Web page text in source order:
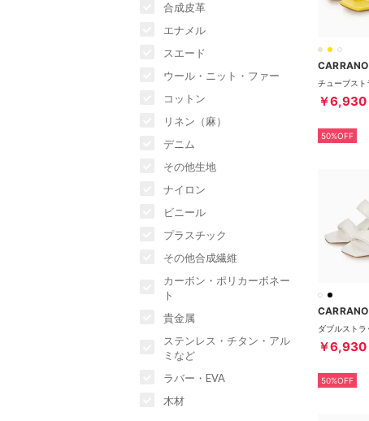
合成皮革
エナメル
スエード
ウール・ニット・ファー
コットン
リネン（麻）
デニム
その他生地
ナイロン
ビニール
プラスチック
その他合成繊維
カーボン・ポリカーボネー
ト
貴金属
ステンレス・チタン・アル
ミなど
ラバー・EVA
木材
CARRANO
￥6,930
50%OFF
CARRANO
￥6,930
50%OFF